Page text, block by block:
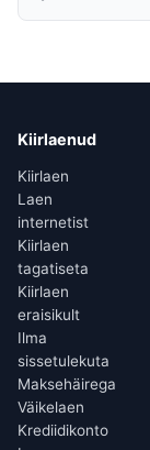
Kiirlaenud
Kiirlaen
Laen
internetist
Kiirlaen
tagatiseta
Kiirlaen
eraisikult
Ilma
sissetulekuta
Maksehäirega
Väikelaen
Krediidikonto